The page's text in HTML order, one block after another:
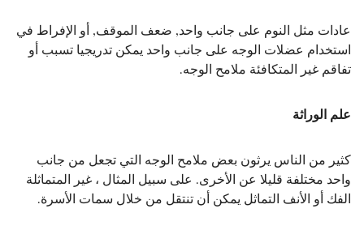
عادات مثل النوم على جانب واحد, ضعف الموقف, أو الإفراط في
استخدام عضلات الوجه على جانب واحد يمكن تدريجيا تسبب أو
تفاقم غير المتكافئة ملامح الوجه.
علم الوراثة
كثير من الناس يرثون بعض ملامح الوجه التي تجعل من جانب
واحد مختلفة قليلا عن الأخرى. على سبيل المثال ، غير المتماثلة
الفك أو الأنف التماثل يمكن أن تنتقل من خلال سمات الأسرة.